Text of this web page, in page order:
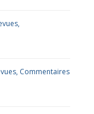
Commentaires